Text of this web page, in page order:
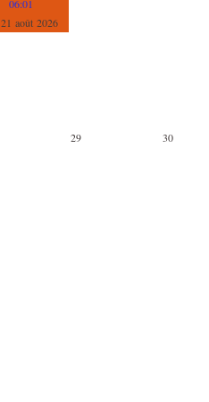
06:01
21 août 2026
29 30